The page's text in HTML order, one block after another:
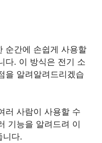
순간에 손쉽게 사용할
다. 이 방식은 전기 소
을 알려알려드리겠습
러 사람이 사용할 수
기능을 알려드려 이
니다.